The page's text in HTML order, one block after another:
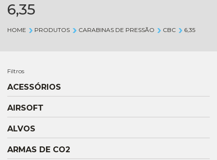
6,35
HOME PRODUTOS CARABINAS DE PRESSÃO CBC 6,35
Filtros
ACESSÓRIOS
AIRSOFT
ALVOS
ARMAS DE CO2